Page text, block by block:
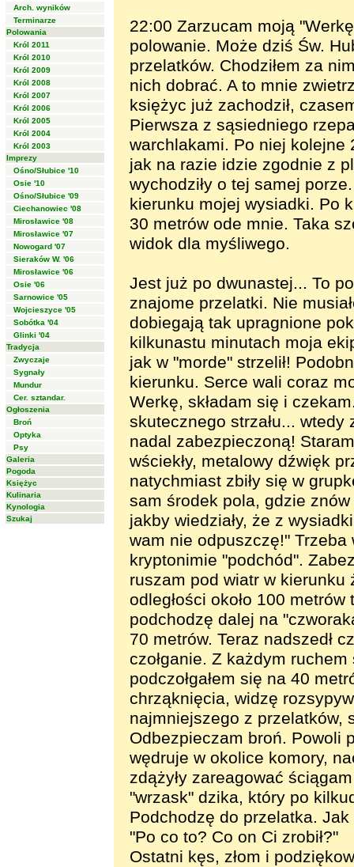
Arch. wyników
Terminarze
Polowania
Król 2011
Król 2010
Król 2009
Król 2008
Król 2007
Król 2006
Król 2005
Król 2004
Król 2003
Imprezy
Ośno/Słubice '10
Osie '10
Ośno/Słubice '09
Ciechanowiec '08
Mirosławice '08
Mirosławice '07
Nowogard '07
Sieraków W. '06
Mirosławice '06
Osie '06
Sarnowice '05
Wojcieszyce '05
Sobótka '04
Glinki '04
Tradycja
Zwyczaje
Sygnały
Mundur
Cer. sztandar.
Ogłoszenia
Broń
Optyka
Psy
Galeria
Pogoda
Księżyc
Kulinaria
Kynologia
Szukaj
22:00 Zarzucam moją
polowanie. Może dziś Św.
przelatków. Chodziłem za
nich dobrać. A to mnie
księżyc już zachodził,
Pierwsza z sąsiedniego
warchlakami. Po niej kolejne
jak na razie idzie zgodnie z
wychodziły o tej samej
kierunku mojej wysiadki. Po
30 metrów ode mnie. Taka
widok dla myśliwego.
Jest już po dwunastej... To
znajome przelatki. Nie
dobiegają tak upragnione
kilkunastu minutach moja
jak w "morde" strzelił!
kierunku. Serce wali coraz
Werkę, składam się i
skutecznego strzału... wtedy
nadal zabezpieczoną!
wściekły, metalowy dźwięk
natychmiast zbiły się w
sam środek pola, gdzie
jakby wiedziały, że z
wam nie odpuszczę!"
kryptonimie "podchód".
ruszam pod wiatr w kierunku
odległości około 100
podchodzę dalej na
70 metrów. Teraz nadszedł
czołganie. Z każdym
podczołgałem się na 40
chrząknięcia, widzę
najmniejszego z przelatków,
Odbezpieczam broń. Powoli
wędruje w okolice komory,
zdążyły zareagować
"wrzask" dzika, który po
Podchodzę do przelatka.
"Po co to? Co on Ci zrobił?"
Ostatni kęs, złom i